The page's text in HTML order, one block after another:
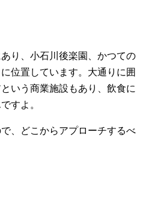
り、小石川後楽園、かつての
位置しています。大通りに囲
いう商業施設もあり、飲食に
すよ。
、どこからアプローチするべ